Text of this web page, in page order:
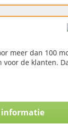
meer dan 100
voor de klanten.
informatie